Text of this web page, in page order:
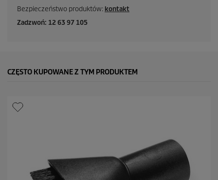
Bezpieczeństwo produktów: kontakt
Zadzwoń: 12 63 97 105
CZĘSTO KUPOWANE Z TYM PRODUKTEM